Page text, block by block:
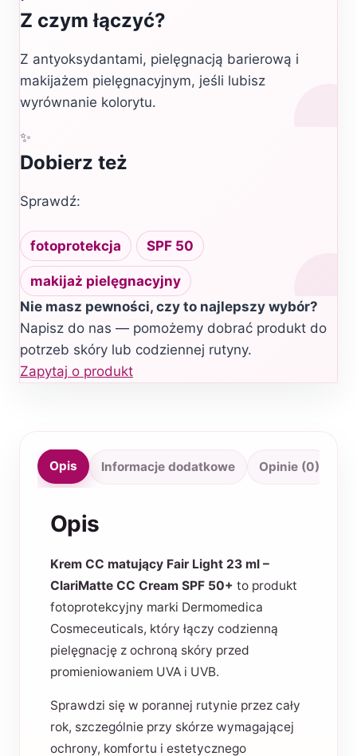
Z czym łączyć?
Z antyoksydantami, pielęgnacją barierową i
makijażem pielęgnacyjnym, jeśli lubisz
wyrównanie kolorytu.
✨
Dobierz też
Sprawdź:
fotoprotekcja SPF 50
makijaż pielęgnacyjny
Nie masz pewności, czy to najlepszy wybór?
Napisz do nas — pomożemy dobrać produkt do
potrzeb skóry lub codziennej rutyny.
Zapytaj o produkt
Opis Informacje dodatkowe Opinie (0)
Opis
Krem CC matujący Fair Light 23 ml –
ClariMatte CC Cream SPF 50+ to produkt
fotoprotekcyjny marki Dermomedica
Cosmeceuticals, który łączy codzienną
pielęgnację z ochroną skóry przed
promieniowaniem UVA i UVB.
Sprawdzi się w porannej rutynie przez cały
rok, szczególnie przy skórze wymagającej
ochrony, komfortu i estetycznego